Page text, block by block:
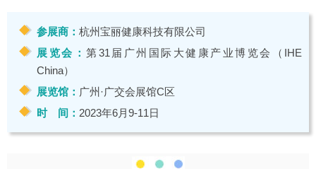
参展商： 杭州宝丽健康科技有限公司
展览会： 第31届广州国际大健康产业博览会（IHE
China）
展览馆： 广州·广交会展馆C区
时 间： 2023年6月9-11日